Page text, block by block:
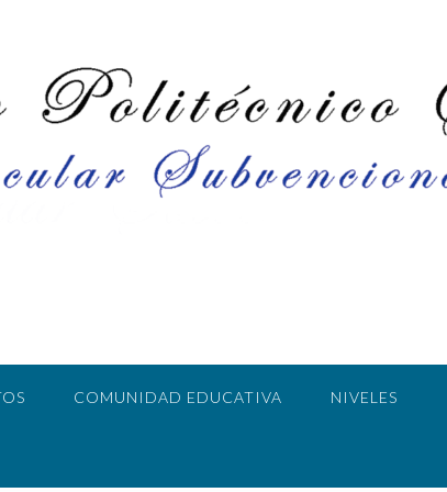
COMUNIDAD EDUCATIVA NIVELES